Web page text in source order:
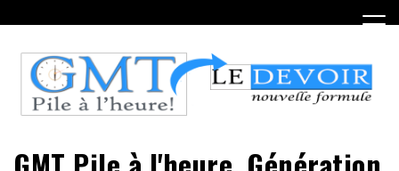
to
content